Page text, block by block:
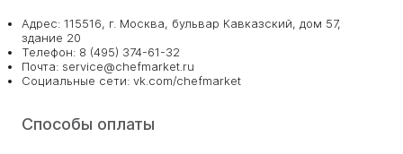
Адрес: 115516, г. Москва, бульвар Кавказский, дом 57,
здание 20
Телефон: 8 (495) 374-61-32
Почта: service@chefmarket.ru
Социальные сети: vk.com/chefmarket
Способы оплаты